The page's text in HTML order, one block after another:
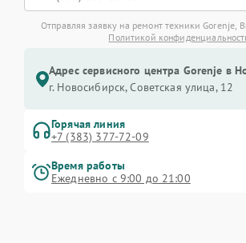
Отправляя заявку на ремонт техники Gorenje,
Политикой
Адрес сервисного центра Gorenje в
г. Новосибирск, Советская улица, 12
Горячая линия
+7 (383) 377-72-09
Время работы
Ежедневно с 9:00 до 21:00